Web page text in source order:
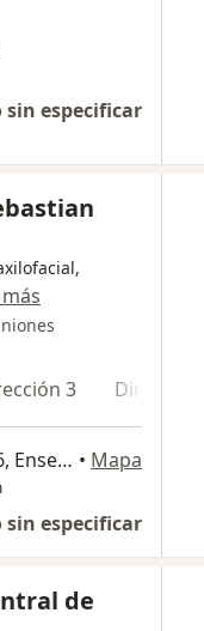
sin especificar
3 Dirección 4
NUESTRA SRA DE LA MERCED 286, Ensenada • Mapa
sin especificar
de